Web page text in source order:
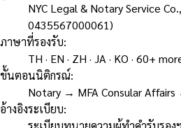
NYC Legal & Notary Service
0435567000061)
ภาษาที่รองรับ:
TH · EN · ZH · JA · KO · 60+
ขั้นตอนนิติกรณ์:
Notary → MFA Consular
อ้างอิงระเบียบ: